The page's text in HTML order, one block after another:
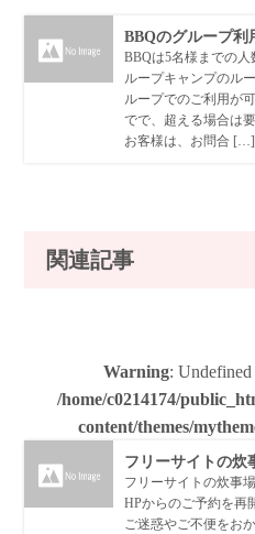
BBQのグループ利
BBQは5名様までの
ループキャンプのル
ループでのご利用が
でで、超える場合は
お客様は、お問合 […]
関連記事
Warning: Undefined
/home/c0214174/
content/themes/
フリーサイトの炊
フリーサイトの炊事
HPからのご予約を再
ご迷惑やご不便をお